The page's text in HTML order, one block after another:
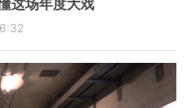
这场年度大戏